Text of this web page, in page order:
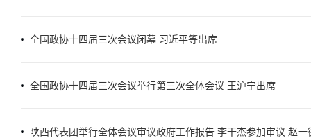
全国政协十四届三次会议闭幕 习近平等出席
全国政协十四届三次会议举行第三次全体会议 王沪宁出席
陕西代表团举行全体会议审议政府工作报告 李干杰参加审议 赵